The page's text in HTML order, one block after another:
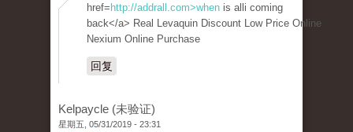
href= http://addrall.com>when is alli coming
back</a> Real Levaquin Discount Low Price Online
Nexium Online Purchase
回复
Kelpaycle (未验证)
星期五, 05/31/2019 - 23:31